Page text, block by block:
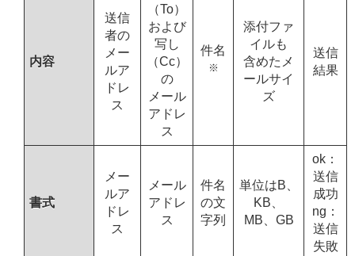
内容
送信
者の
メー
ルア
ドレ
ス
（To）
および
写し
（Cc）
の
メール
アドレ
ス
件名
※
添付ファ
イルも
含めたメ
ールサイ
ズ
送信
結果
書式
メー
ルア
ドレ
ス
メール
アドレ
ス
件名
の文
字列
単位はB、
KB、
MB、GB
ok：
送信
成功
ng：
送信
失敗